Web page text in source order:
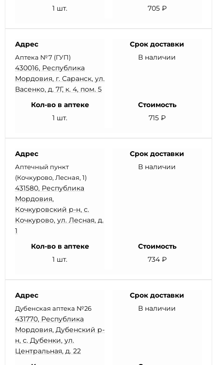
1 шт.
705 ₽
Адрес
Аптека №7 (ГУП)
430016, Республика
Мордовия, г. Саранск, ул.
Васенко, д. 7Г, к. 4, пом. 5
Срок доставки
В наличии
Кол-во в аптеке
1 шт.
Стоимость
715 ₽
Адрес
Аптечный пункт
(Кочкурово, Лесная, 1)
431580, Республика
Мордовия,
Кочкуровский р-н, с.
Кочкурово, ул. Лесная, д.
1
Срок доставки
В наличии
Кол-во в аптеке
1 шт.
Стоимость
734 ₽
Адрес
Дубенская аптека №26
431770, Республика
Мордовия, Дубенский р-
н, с. Дубенки, ул.
Центральная, д. 22
Срок доставки
В наличии